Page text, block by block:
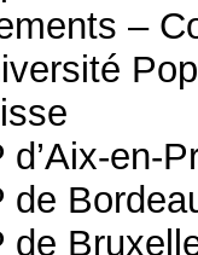
–
d’Aix-en-
de
de